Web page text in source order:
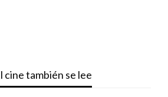
cine también se lee